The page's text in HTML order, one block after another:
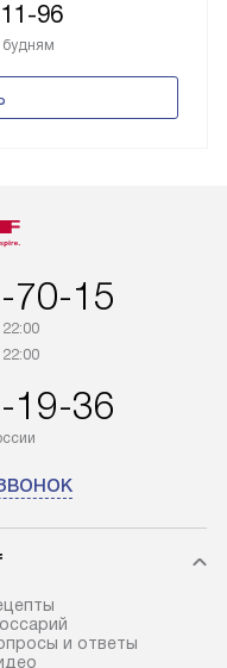
96
будням
70-15
19-36
и ответы